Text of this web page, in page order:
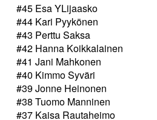
#45 Esa YLijaasko
#44 Kari Pyykönen
#43 Perttu Saksa
#42 Hanna Koikkalainen
#41 Jani Mahkonen
#40 Kimmo Syväri
#39 Jonne Heinonen
#38 Tuomo Manninen
#37 Kaisa Rautaheimo